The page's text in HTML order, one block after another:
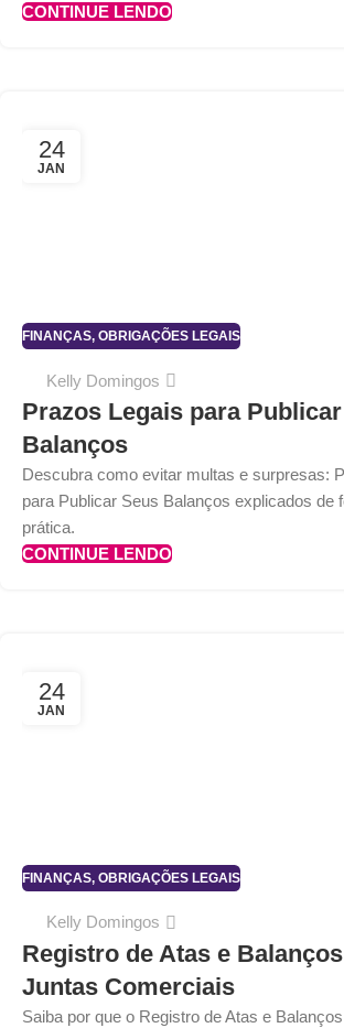
CONTINUE LENDO
24
JAN
FINANÇAS, OBRIGAÇÕES LEGAIS
Kelly Domingos
Prazos Legais para
Balanços
Descubra como evitar multas e surpresas:
para Publicar Seus Balanços explicados de
prática.
CONTINUE LENDO
24
JAN
FINANÇAS, OBRIGAÇÕES LEGAIS
Kelly Domingos
Registro de Atas e
Juntas Comerciais
Saiba por que o Registro de Atas e